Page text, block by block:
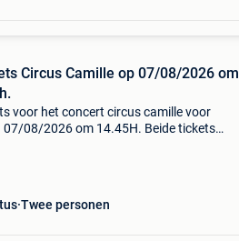
Circus Camille op 07/08/2026 om
voor het concert circus camille voor
07/08/2026 om 14.45H. Beide tickets
Twee personen